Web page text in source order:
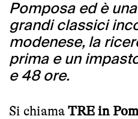
Pomposa ed è
grandi classici
modenese, la
prima e un
e 48 ore.
Si chiama TRE in